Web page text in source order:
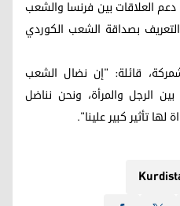
دعم العلاقات بين فرنسا والشعب
بصداقة الشعب الكوردي
قائلة: "إن نضال الشعب
الرجل والمرأة، ونحن نناضل
تأثير كبير علينا".